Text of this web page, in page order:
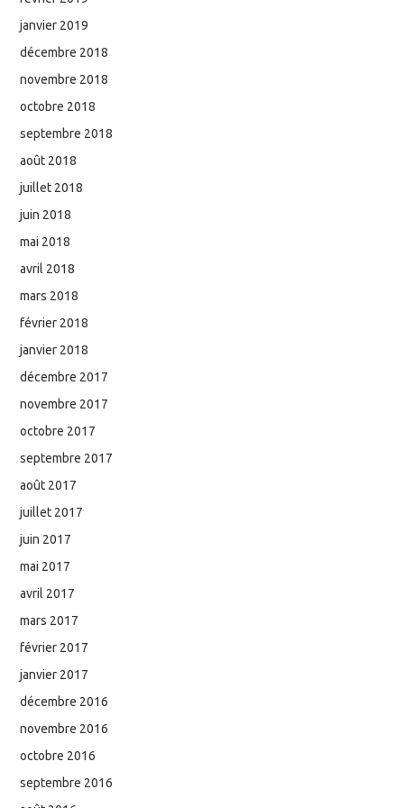
janvier 2019
décembre 2018
novembre 2018
octobre 2018
septembre 2018
août 2018
juillet 2018
juin 2018
mai 2018
avril 2018
mars 2018
février 2018
janvier 2018
décembre 2017
novembre 2017
octobre 2017
septembre 2017
août 2017
juillet 2017
juin 2017
mai 2017
avril 2017
mars 2017
février 2017
janvier 2017
décembre 2016
novembre 2016
octobre 2016
septembre 2016